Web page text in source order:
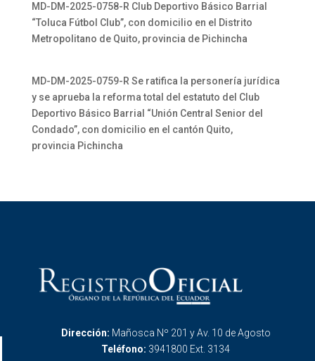
MD-DM-2025-0758-R Club Deportivo Básico Barrial
“Toluca Fútbol Club”, con domicilio en el Distrito
Metropolitano de Quito, provincia de Pichincha
MD-DM-2025-0759-R Se ratifica la personería jurídica
y se aprueba la reforma total del estatuto del Club
Deportivo Básico Barrial “Unión Central Senior del
Condado”, con domicilio en el cantón Quito,
provincia Pichincha
Dirección: Mañosca Nº 201 y Av. 10 de Agosto
Teléfono: 3941800 Ext. 3134